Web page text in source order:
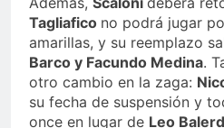
Tagliafico no podrá jugar
amarillas, y su reemplazo
Barco y Facundo Medina.
otro cambio en la zaga:
su fecha de suspensión y
once en lugar de Leo